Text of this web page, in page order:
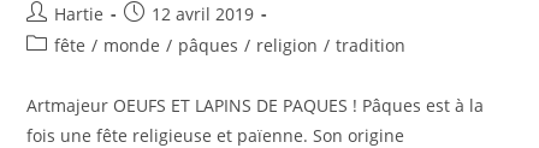
Hartie
12 avril 2019
fête / monde / pâques / religion / tradition
Artmajeur OEUFS ET LAPINS DE PAQUES ! Pâques est à la
fois une fête religieuse et païenne. Son origine